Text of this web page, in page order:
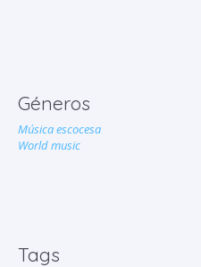
Géneros
Música escocesa
World music
Tags